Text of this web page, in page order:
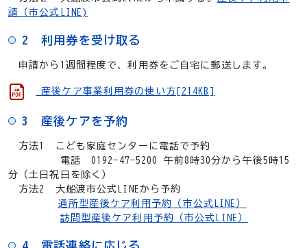
請（市公式LINE)
2 利用券を受け取る
申請から1週間程度で、利用券をご自宅に郵送します。
産後ケア事業利用券の使い方[214KB]
3 産後ケアを予約
方法1 こども家庭センターに電話で予約
電話 0192-47-5200 午前8時30分から午後5時15
分（土日祝日を除く）
方法2 大船渡市公式LINEから予約
通所型産後ケア利用予約（市公式LINE）
訪問型産後ケア利用予約（市公式LINE）
4 電話連絡に応じる